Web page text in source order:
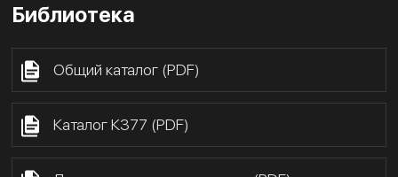
Библиотека
Общий каталог (PDF)
Каталог К377 (PDF)